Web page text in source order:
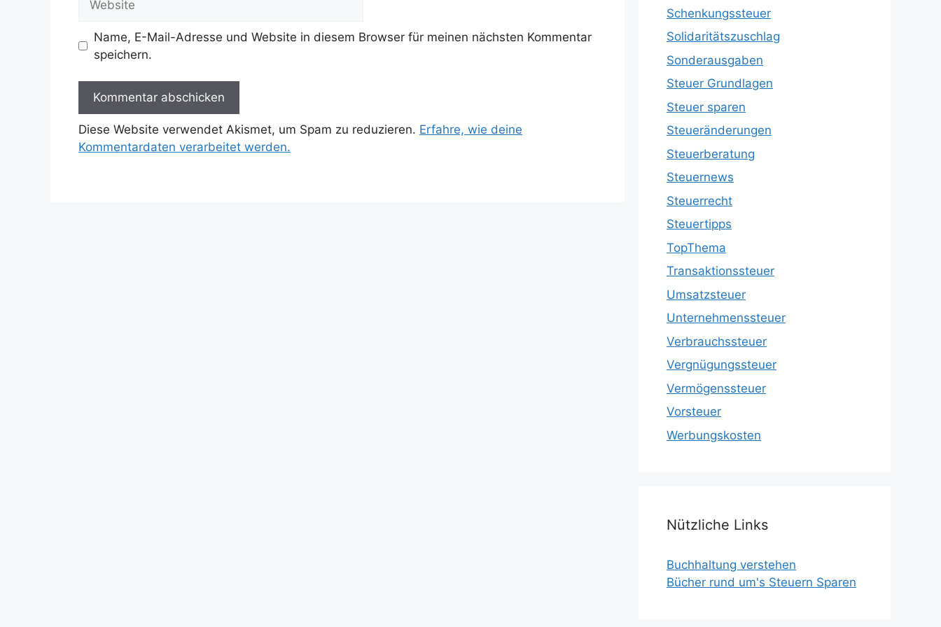
Name, E-Mail-Adresse und Website in diesem Browser für meinen nächsten Kommentar
speichern.
Diese Website verwendet Akismet, um Spam zu reduzieren. Erfahre, wie deine
Kommentardaten verarbeitet werden.
Schenkungssteuer
Solidaritätszuschlag
Sonderausgaben
Steuer Grundlagen
Steuer sparen
Steueränderungen
Steuerberatung
Steuernews
Steuerrecht
Steuertipps
TopThema
Transaktionssteuer
Umsatzsteuer
Unternehmenssteuer
Verbrauchssteuer
Vergnügungssteuer
Vermögenssteuer
Vorsteuer
Werbungskosten
Nützliche Links
Buchhaltung verstehen
Bücher rund um's Steuern Sparen